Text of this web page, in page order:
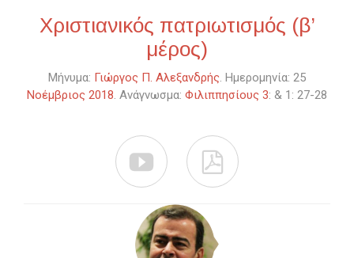
Χριστιανικός πατριωτισμός (β’
μέρος)
Μήνυμα: Γιώργος Π. Αλεξανδρής. Ημερομηνία: 25
Νοέμβριος 2018. Ανάγνωσμα: Φιλιππησίους 3: & 1: 27-28
 